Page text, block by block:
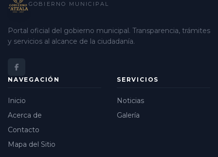
GOBIERNO MUNICIPAL
Portal oficial del gobierno municipal. Transparencia, trámites
y servicios al alcance de la ciudadanía.
NAVEGACIÓN
Inicio
Acerca de
Contacto
Mapa del Sitio
SERVICIOS
Noticias
Galería